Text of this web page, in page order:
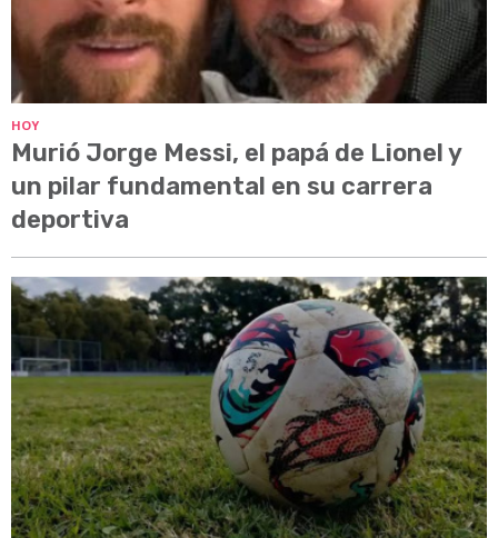
HOY
Murió Jorge Messi, el papá de Lionel y
un pilar fundamental en su carrera
deportiva